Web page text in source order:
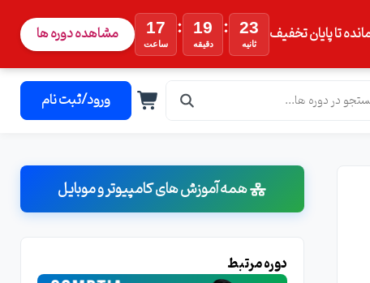
تا پایان تخفیف 17
ساعت
: 19
دقیقه
: 22
ثانیه مشاهده دوره ها
ورود/ثبت نام
همه آموزش های کامپیوتر و موبایل
دوره مرتبط